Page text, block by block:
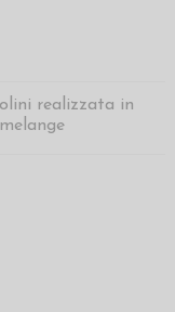
realizzata in